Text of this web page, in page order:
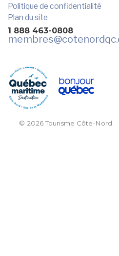
Politique de confidentialité
Plan du site
1 888 463-0808
membres
© 2026 Tourisme Côte-Nord.